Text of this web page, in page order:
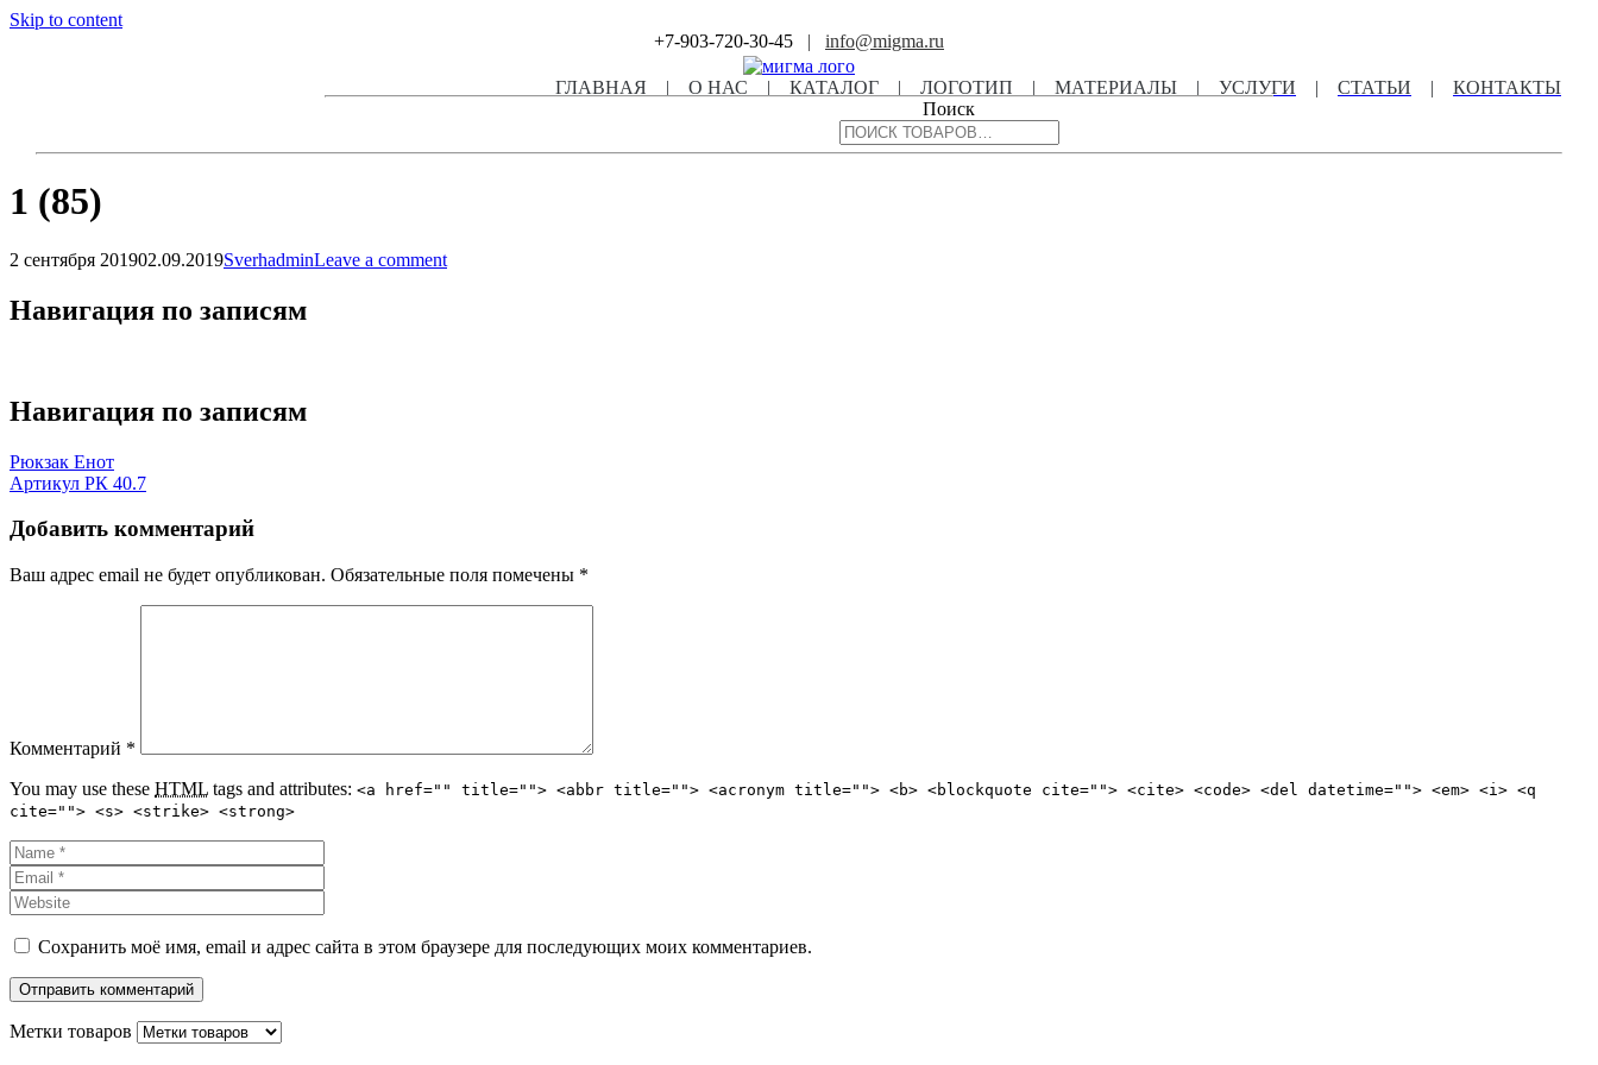
Skip to content
+7-903-720-30-45 | info@migma.ru
ГЛАВНАЯ | О НАС | КАТАЛОГ | ЛОГОТИП | МАТЕРИАЛЫ | УСЛУГИ | СТАТЬИ |
КОНТАКТЫ
Поиск
1 (85)
2 сентября 201902.09.2019SverhadminLeave a comment
Навигация по записям
Навигация по записям
Рюкзак Енот
Артикул РК 40.7
Добавить комментарий
Ваш адрес email не будет опубликован. Обязательные поля помечены *
Комментарий *
You may use these HTML tags and attributes: <a href="" title=""> <abbr title=""> <acronym title=""> <b> <blockquote cite=""> <cite> <code> <del datetime=""> <em> <i> <q
cite=""> <s> <strike> <strong>
Сохранить моё имя, email и адрес сайта в этом браузере для последующих моих комментариев.
Метки товаров